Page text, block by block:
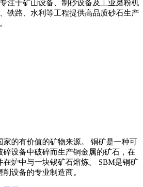
注于矿山设备、制砂设备及工业磨粉机
铁路、水利等工程提供高品质砂石生产
家的有价值的矿物来源。 铜矿是一种可
碎设备中破碎而生产铜金属的矿石，在
在炉中与一块锡矿石熔炼。 SBM是铜矿
设备的专业制造商。